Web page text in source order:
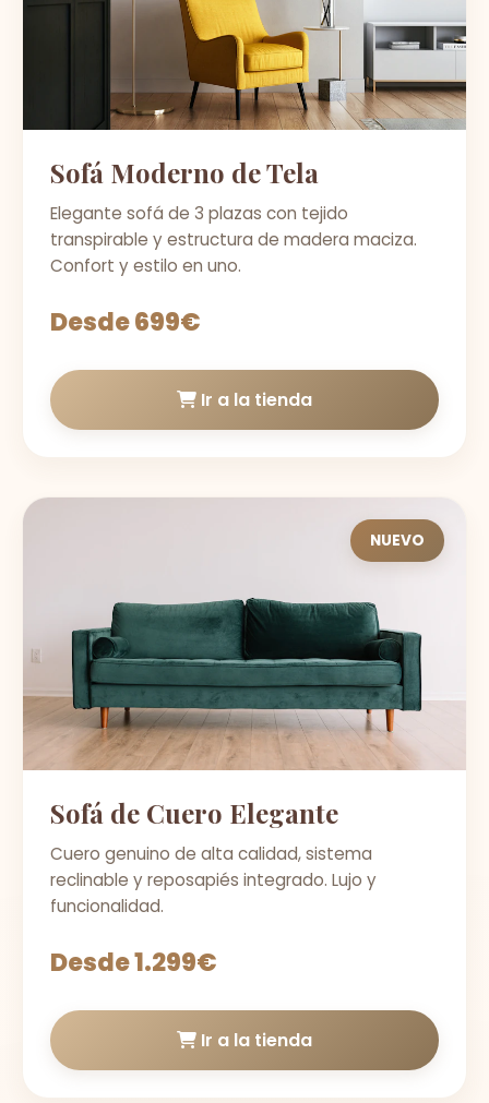
Sofá Moderno de Tela
Elegante sofá de 3 plazas con tejido
transpirable y estructura de madera maciza.
Confort y estilo en uno.
Desde 699€
Ir a la tienda
NUEVO
Sofá de Cuero Elegante
Cuero genuino de alta calidad, sistema
reclinable y reposapiés integrado. Lujo y
funcionalidad.
Desde 1.299€
Ir a la tienda